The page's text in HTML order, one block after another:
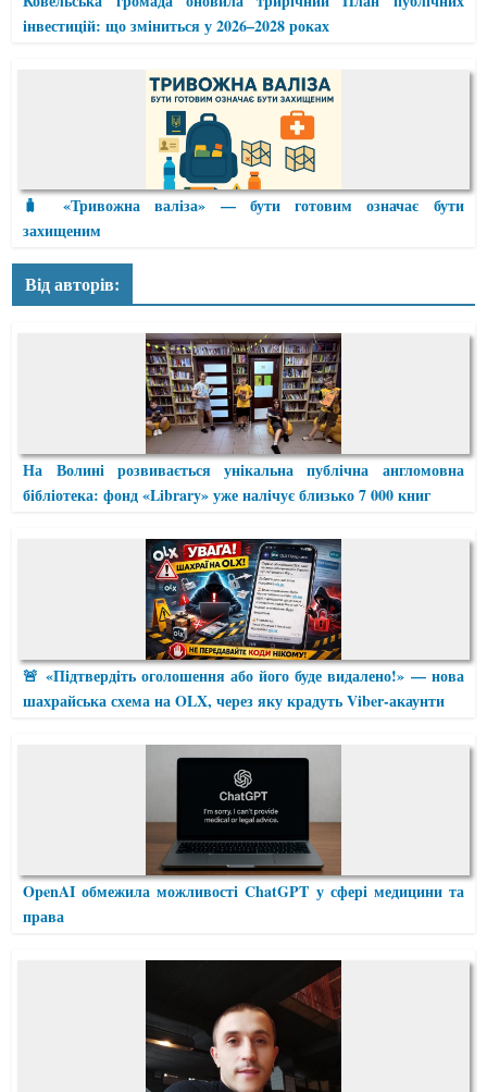
інвестицій: що зміниться у 2026–2028 роках
🧳 «Тривожна валіза» — бути готовим означає бути
захищеним
Від авторів:
На Волині розвивається унікальна публічна англомовна
бібліотека: фонд «Library» уже налічує близько 7 000 книг
🚨 «Підтвердіть оголошення або його буде видалено!» — нова
шахрайська схема на OLX, через яку крадуть Viber-акаунти
OpenAI обмежила можливості ChatGPT у сфері медицини та
права